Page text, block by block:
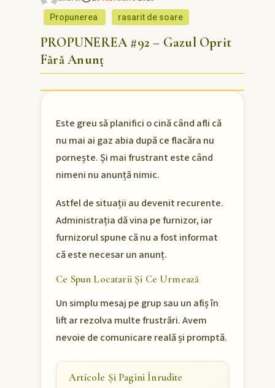
Propunerea rasarit de soare
PROPUNEREA #92 – Gazul Oprit
Fără Anunț
Este greu să planifici o cină când afli că
nu mai ai gaz abia după ce flacăra nu
pornește. Și mai frustrant este când
nimeni nu anunță nimic.
Astfel de situații au devenit recurente.
Administrația dă vina pe furnizor, iar
furnizorul spune că nu a fost informat
că este necesar un anunț.
Ce Spun Locatarii Și Ce Urmează
Un simplu mesaj pe grup sau un afiș în
lift ar rezolva multe frustrări. Avem
nevoie de comunicare reală și promptă.
Articole Și Pagini Înrudite